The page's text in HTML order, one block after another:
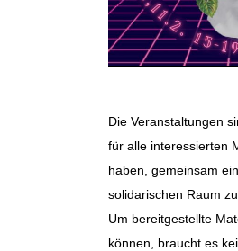
Die Veranstaltungen
für alle interessierten
haben, gemeinsam
solidarischen Raum
Um bereitgestellte
können, braucht es